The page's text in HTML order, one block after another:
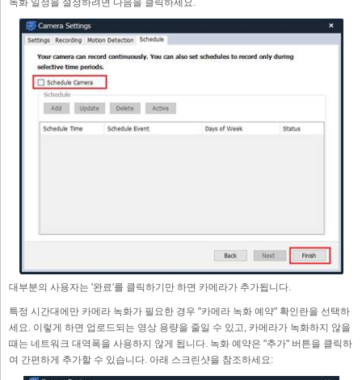
녹화 일정을 설정하려면 다음을 클릭하세요.
대부분의 사용자는 '완료'를 클릭하기만 하면 카메라가 추가됩니다.
특정 시간대에만 카메라 녹화가 필요한 경우 "카메라 녹화 예약" 확인란을 선택하
세요. 이렇게 하면 업로드되는 영상 용량을 줄일 수 있고, 카메라가 녹화하지 않을
때는 네트워크 대역폭을 사용하지 않게 됩니다. 녹화 예약은 "추가" 버튼을 클릭하
여 간편하게 추가할 수 있습니다. 아래 스크린샷을 참조하세요: